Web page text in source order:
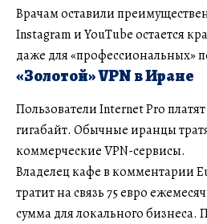
Врачам оставили
Instagram и YouTube остается
даже для «профессиональных»
«Золотой» VPN в Иране
Пользователи Internet Pro
гигабайт. Обычные иранцы
коммерческие VPN-сервисы.
Владелец кафе в комментарии
тратит на связь 75 евро
сумма для локального бизнеса.